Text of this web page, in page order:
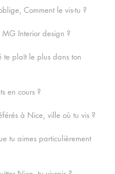
Comment le vis-tu ?
MG Interior design ?
te plaît le plus dans ton
en cours ?
à Nice, ville où tu vis ?
tu aimes particulièrement